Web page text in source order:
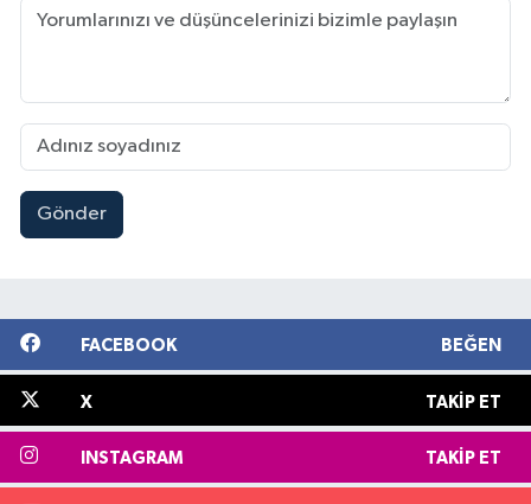
Gönder
FACEBOOK BEĞEN
X TAKIP ET
INSTAGRAM TAKIP ET